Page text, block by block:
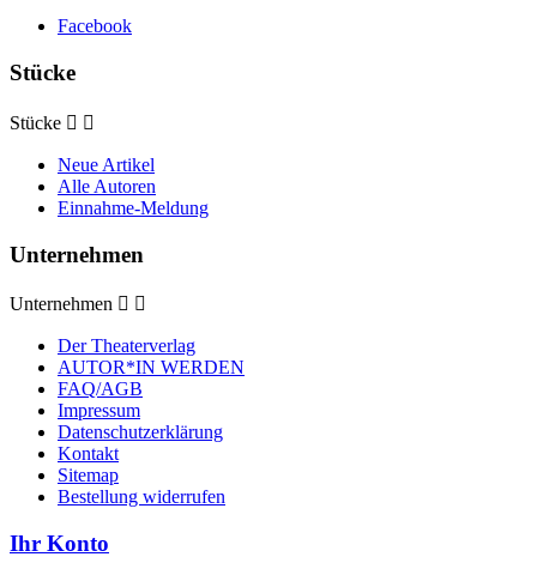
Facebook
Stücke
Stücke  
Neue Artikel
Alle Autoren
Einnahme-Meldung
Unternehmen
Unternehmen  
Der Theaterverlag
AUTOR*IN WERDEN
FAQ/AGB
Impressum
Datenschutzerklärung
Kontakt
Sitemap
Bestellung widerrufen
Ihr Konto